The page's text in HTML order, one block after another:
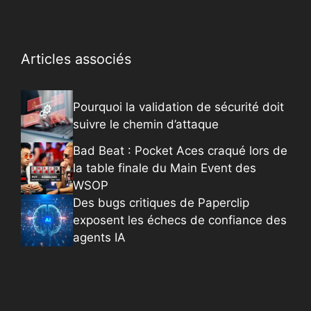
Articles associés
Pourquoi la validation de sécurité doit
suivre le chemin d’attaque
Bad Beat : Pocket Aces craqué lors de
la table finale du Main Event des
WSOP
Des bugs critiques de Paperclip
exposent les échecs de confiance des
agents IA